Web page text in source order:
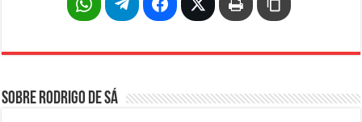
Sobre Rodrigo de Sá